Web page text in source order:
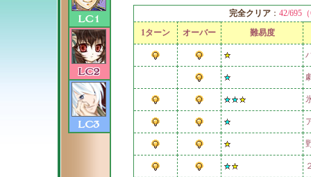
完全クリア ： 42/695
1ターン
オーバー 難易度